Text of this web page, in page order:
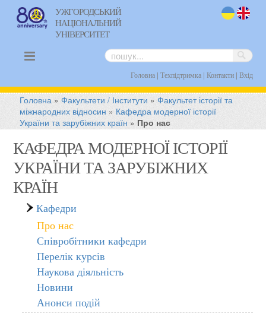
УЖГОРОДСЬКИЙ
НАЦІОНАЛЬНИЙ
УНІВЕРСИТЕТ
Головна| Техпідтримка| Контакти| Вхід
Головна »Факультети / Інститути »Факультет історії та
міжнародних відносин » Кафедра модерної історії
України та зарубіжних країн » Про нас
КАФЕДРА МОДЕРНОЇ ІСТОРІЇ
УКРАЇНИ ТА ЗАРУБІЖНИХ
КРАЇН
Кафедри
Про нас
Співробітники кафедри
Перелік курсів
Наукова діяльність
Новини
Анонси подій